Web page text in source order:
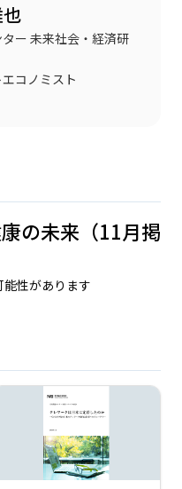
ー 未来社会・経済研
コノミスト
の未来（11月掲
性があります